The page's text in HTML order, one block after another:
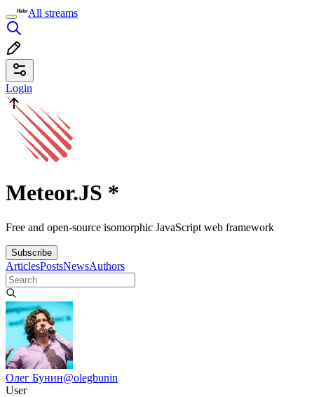
All streams
Login
Meteor.JS *
Free and open-source isomorphic JavaScript web framework
Subscribe
ArticlesPostsNewsAuthors
Олег Бунин@olegbunin
User